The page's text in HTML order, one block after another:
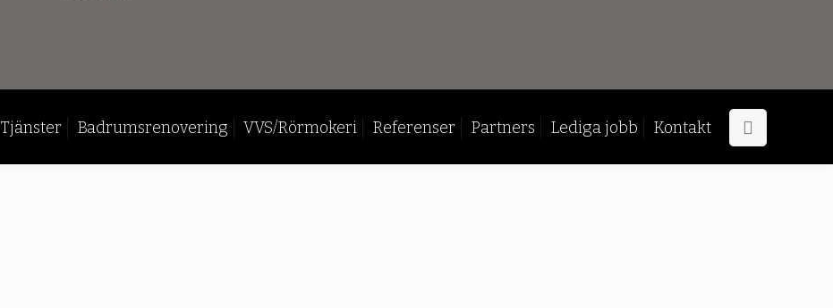
Tjänster Badrumsrenovering VVS/Rörmokeri Referenser Partners Lediga jobb Kontakt